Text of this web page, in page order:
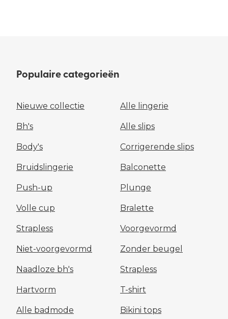
Populaire categorieën
Nieuwe collectie Alle lingerie
Bh's Alle slips
Body's Corrigerende slips
Bruidslingerie Balconette
Push-up Plunge
Volle cup Bralette
Strapless Voorgevormd
Niet-voorgevormd Zonder beugel
Naadloze bh's Strapless
Hartvorm T-shirt
Alle badmode Bikini tops